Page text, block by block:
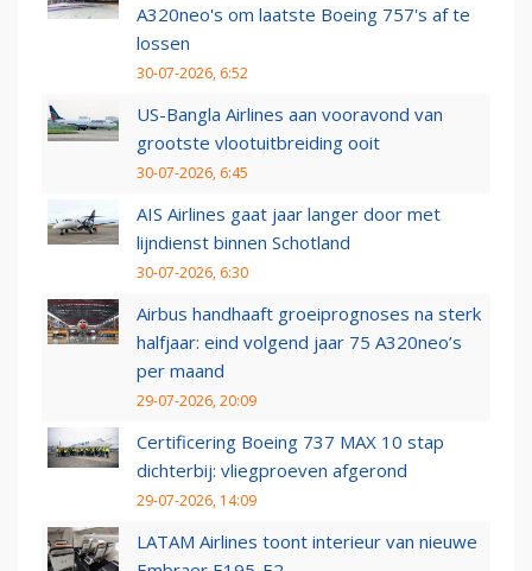
A320neo's om laatste Boeing 757's af te
lossen
30-07-2026, 6:52
US-Bangla Airlines aan vooravond van
grootste vlootuitbreiding ooit
30-07-2026, 6:45
AIS Airlines gaat jaar langer door met
lijndienst binnen Schotland
30-07-2026, 6:30
Airbus handhaaft groeiprognoses na sterk
halfjaar: eind volgend jaar 75 A320neo’s
per maand
29-07-2026, 20:09
Certificering Boeing 737 MAX 10 stap
dichterbij: vliegproeven afgerond
29-07-2026, 14:09
LATAM Airlines toont interieur van nieuwe